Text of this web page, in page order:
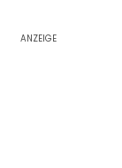
ANZEIGE